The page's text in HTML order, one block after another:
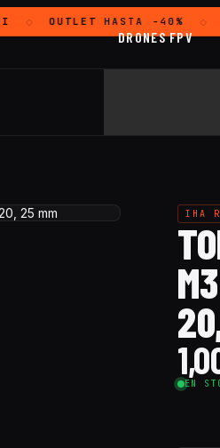
OUTLETHASTA -40%
DRONES FPV
IHA
EN